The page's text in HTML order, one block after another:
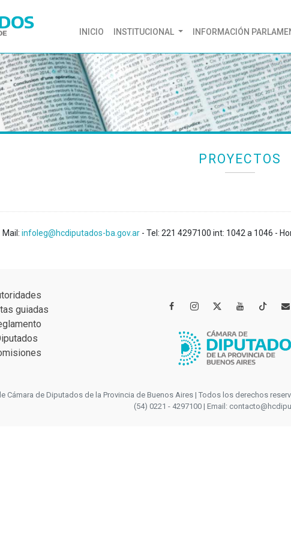
INICIO (CURRENT)
INSTITUCIONAL INFORMACIÓN
PROYECTOS
Mail: infoleg@hcdiputados-ba.gov.ar - Tel: 221 4297100 int: 1042 a 1046 -
guiadas
  
Cámara de Diputados de la Provincia de Buenos Aires | Todos los derechos
(54) 0221 - 4297100 | Email: